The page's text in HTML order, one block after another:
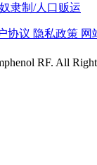
隶制/人口贩运
协议 隐私政策 网
RF. All